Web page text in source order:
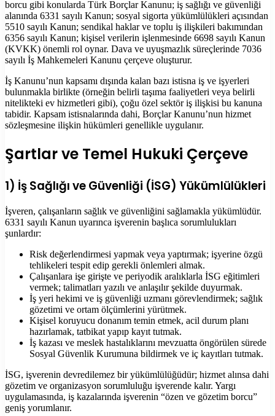
borcu gibi konularda Türk Borçlar Kanunu; iş sağlığı ve güvenliği
alanında 6331 sayılı Kanun; sosyal sigorta yükümlülükleri açısından
5510 sayılı Kanun; sendikal haklar ve toplu iş ilişkileri bakımından
6356 sayılı Kanun; kişisel verilerin işlenmesinde 6698 sayılı Kanun
(KVKK) önemli rol oynar. Dava ve uyuşmazlık süreçlerinde 7036
sayılı İş Mahkemeleri Kanunu çerçeve oluşturur.
İş Kanunu’nun kapsamı dışında kalan bazı istisna iş ve işyerleri
bulunmakla birlikte (örneğin belirli taşıma faaliyetleri veya belirli
nitelikteki ev hizmetleri gibi), çoğu özel sektör iş ilişkisi bu kanuna
tabidir. Kapsam istisnalarında dahi, Borçlar Kanunu’nun hizmet
sözleşmesine ilişkin hükümleri genellikle uygulanır.
Şartlar ve Temel Hukuki Çerçeve
1) İş Sağlığı ve Güvenliği (İSG) Yükümlülükleri
İşveren, çalışanların sağlık ve güvenliğini sağlamakla yükümlüdür.
6331 sayılı Kanun uyarınca işverenin başlıca sorumlulukları
şunlardır:
Risk değerlendirmesi yapmak veya yaptırmak; işyerine özgü
tehlikeleri tespit edip gerekli önlemleri almak.
Çalışanlara işe girişte ve periyodik aralıklarla İSG eğitimleri
vermek; talimatları yazılı ve anlaşılır şekilde duyurmak.
İş yeri hekimi ve iş güvenliği uzmanı görevlendirmek; sağlık
gözetimi ve ortam ölçümlerini yürütmek.
Kişisel koruyucu donanım temin etmek, acil durum planı
hazırlamak, tatbikat yapıp kayıt tutmak.
İş kazası ve meslek hastalıklarını mevzuatta öngörülen sürede
Sosyal Güvenlik Kurumuna bildirmek ve iç kayıtları tutmak.
İSG, işverenin devredilemez bir yükümlülüğüdür; hizmet alınsa dahi
gözetim ve organizasyon sorumluluğu işverende kalır. Yargı
uygulamasında, iş kazalarında işverenin “özen ve gözetim borcu”
geniş yorumlanır.